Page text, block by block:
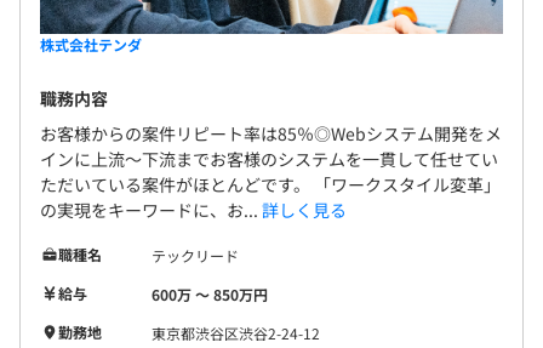
株式会社テンダ
職務内容
お客様からの案件リピート率は85％◎Webシステム開発をメ
インに上流～下流までお客様のシステムを一貫して任せてい
ただいている案件がほとんどです。 「ワークスタイル変革」
の実現をキーワードに、お... 詳しく見る
職種名
テックリード
給与
600万 〜 850万円
勤務地
東京都渋谷区渋谷2-24-12